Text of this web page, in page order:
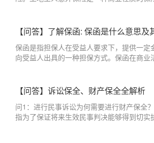
【问答】了解保函: 保函是什么意思及
保函是指担保人在受益人要求下，提供一定
向受益人出具的一种担保方式。保函在商业
【问答】诉讼保全、财产保全全解析
问1：进行民事诉讼为何需要进行财产保全
指为了保证将来生效民事判决能够得到切实